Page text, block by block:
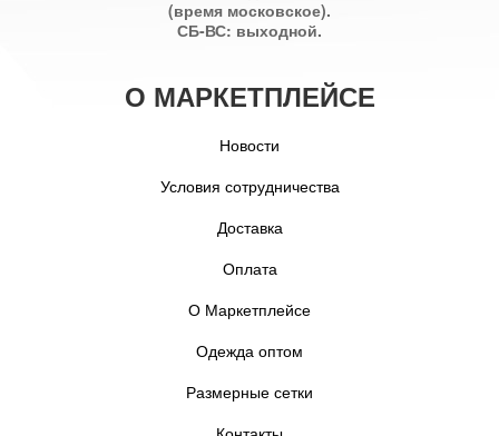
(время московское).
СБ-ВС: выходной.
О МАРКЕТПЛЕЙСЕ
Новости
Условия сотрудничества
Доставка
Оплата
О Маркетплейсе
Одежда оптом
Размерные сетки